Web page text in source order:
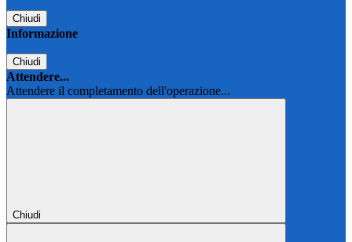
Chiudi
Informazione
Chiudi
Attendere...
Attendere il completamento dell'operazione...
Chiudi